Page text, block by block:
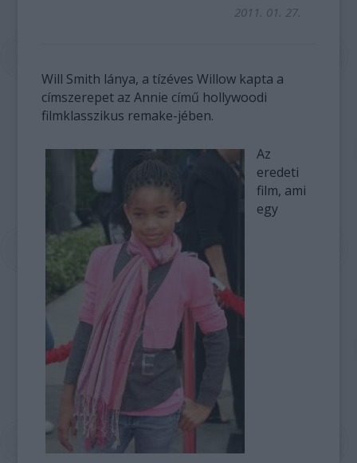
2011. 01. 27.
Will Smith lánya, a tízéves Willow kapta a
címszerepet az Annie című hollywoodi
filmklasszikus remake-jében.
Az
eredeti
film, ami
egy